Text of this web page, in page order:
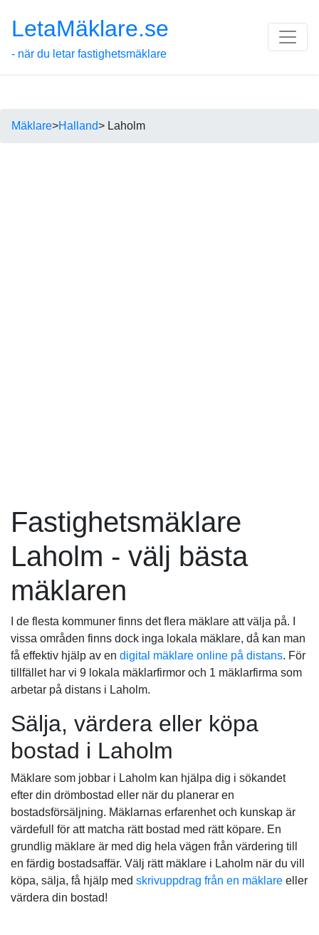
LetaMäklare.se
- när du letar fastighetsmäklare
Mäklare>Halland> Laholm
Fastighetsmäklare
Laholm - välj bästa
mäklaren
I de flesta kommuner finns det flera mäklare att välja på. I
vissa områden finns dock inga lokala mäklare, då kan man
få effektiv hjälp av en digital mäklare online på distans. För
tillfället har vi 9 lokala mäklarfirmor och 1 mäklarfirma som
arbetar på distans i Laholm.
Sälja, värdera eller köpa
bostad i Laholm
Mäklare som jobbar i Laholm kan hjälpa dig i sökandet
efter din drömbostad eller när du planerar en
bostadsförsäljning. Mäklarnas erfarenhet och kunskap är
värdefull för att matcha rätt bostad med rätt köpare. En
grundlig mäklare är med dig hela vägen från värdering till
en färdig bostadsaffär. Välj rätt mäklare i Laholm när du vill
köpa, sälja, få hjälp med skrivuppdrag från en mäklare eller
värdera din bostad!